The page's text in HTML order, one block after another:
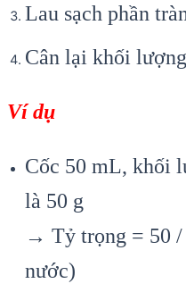
Lau sạch phần
Cân lại khối
Ví dụ
Cốc 50 mL, khối
là 50 g
→ Tỷ trọng = 50 /
nước)